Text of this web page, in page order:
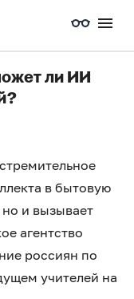
ли ИИ
в бытовую
и вызывает
агентство
россиян по
учителей на